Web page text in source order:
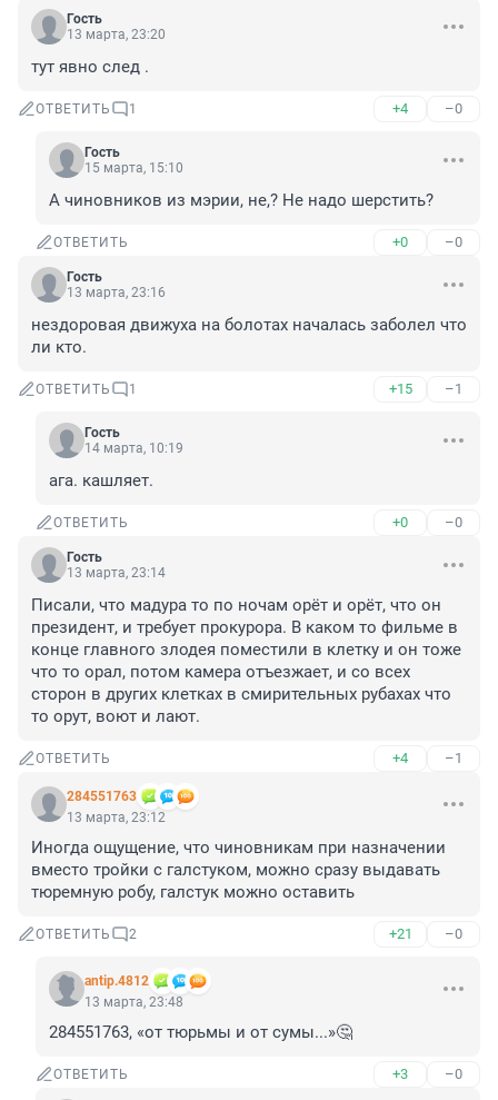
Гость
13 марта, 23:20
тут явно след .
ОТВЕТИТЬ 1 +4 –0
Гость
15 марта, 15:10
А чиновников из мэрии, не,? Не надо шерстить?
ОТВЕТИТЬ +0 –0
Гость
13 марта, 23:16
нездоровая движуха на болотах началась заболел что
ли кто.
ОТВЕТИТЬ 1 +15 –1
Гость
14 марта, 10:19
ага. кашляет.
ОТВЕТИТЬ +0 –0
Гость
13 марта, 23:14
Писали, что мадура то по ночам орёт и орёт, что он
президент, и требует прокурора. В каком то фильме в
конце главного злодея поместили в клетку и он тоже
что то орал, потом камера отъезжает, и со всех
сторон в других клетках в смирительных рубахах что
то орут, воют и лают.
ОТВЕТИТЬ +4 –1
284551763
13 марта, 23:12
Иногда ощущение, что чиновникам при назначении
вместо тройки с галстуком, можно сразу выдавать
тюремную робу, галстук можно оставить
ОТВЕТИТЬ 2 +21 –0
antip.4812
13 марта, 23:48
284551763, «от тюрьмы и от сумы...»🤔
ОТВЕТИТЬ +3 –0